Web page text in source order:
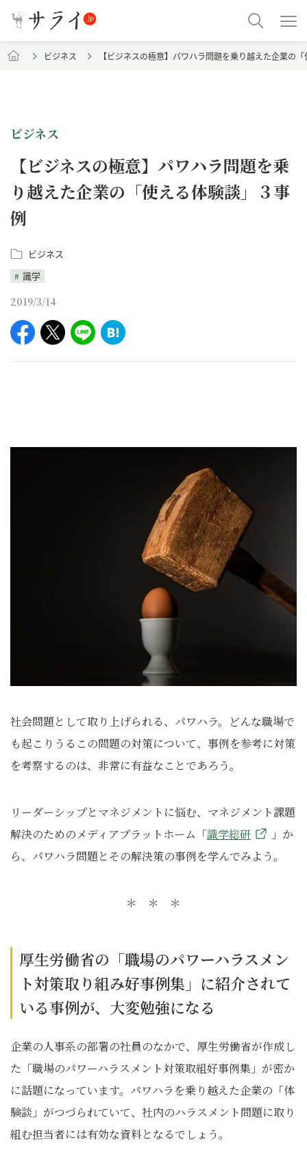
ビジネス 【ビジネスの極意】パワハラ問題を乗り越えた企業の
ビジネス
【ビジネスの極意】パワハラ問題を乗
り越えた企業の「使える体験談」３事
例
ビジネス
識学
2019/3/14
社会問題として取り上げられる、パワハラ。どんな職場で
も起こりうるこの問題の対策について、事例を参考に対策
を考察するのは、非常に有益なことであろう。
リーダーシップとマネジメントに悩む、マネジメント課題
解決のためのメディアプラットホーム「識学総研
」か
ら、パワハラ問題とその解決策の事例を学んでみよう。
＊ ＊ ＊
厚生労働省の「職場のパワーハラスメン
ト対策取り組み好事例集」に紹介されて
いる事例が、大変勉強になる
企業の人事系の部署の社員のなかで、厚生労働省が作成し
た「職場のパワーハラスメント対策取組好事例集」が密か
に話題になっています。パワハラを乗り越えた企業の「体
験談」がつづられていて、社内のハラスメント問題に取り
組む担当者には有効な資料となるでしょう。